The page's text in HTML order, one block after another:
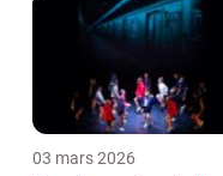
03 mars 2026